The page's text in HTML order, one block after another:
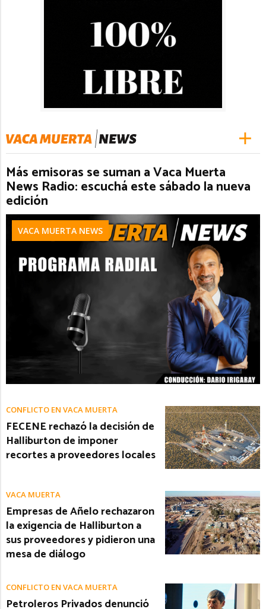
Más emisoras se suman a Vaca Muerta
News Radio: escuchá este sábado la nueva
edición
VACA MUERTA NEWS
CONFLICTO EN VACA MUERTA
FECENE rechazó la decisión de
Halliburton de imponer
recortes a proveedores locales
VACA MUERTA
Empresas de Añelo rechazaron
la exigencia de Halliburton a
sus proveedores y pidieron una
mesa de diálogo
CONFLICTO EN VACA MUERTA
Petroleros Privados denunció